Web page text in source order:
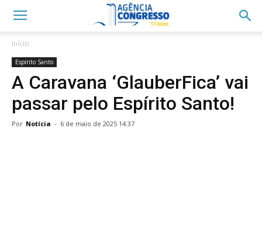
Início
Espírito Santo
A Caravana ‘GlauberFica’ vai
passar pelo Espírito Santo!
Por Notícia - 6 de maio de 2025 14:37